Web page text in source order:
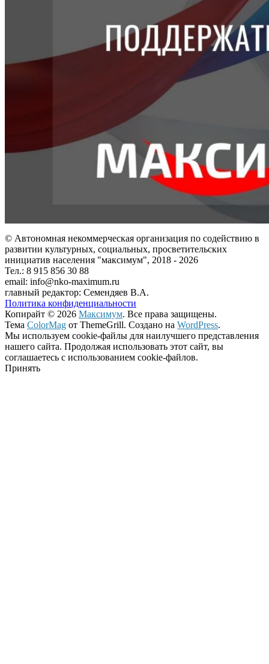
© Автономная некоммерческая организация по содействию в
развитии культурных, социальных, просветительских
инициатив населения "максимум", 2018 - 2026
Тел.: 8 915 856 30 88
email: info@nko-maximum.ru
главный редактор: Семендяев В.А.
Политика конфиденциальности
Копирайт © 2026 Максимум. Все права защищены.
Тема ColorMag от ThemeGrill. Создано на WordPress.
Мы используем cookie-файлы для наилучшего представления
нашего сайта. Продолжая использовать этот сайт, вы
соглашаетесь с использованием cookie-файлов.
Принять